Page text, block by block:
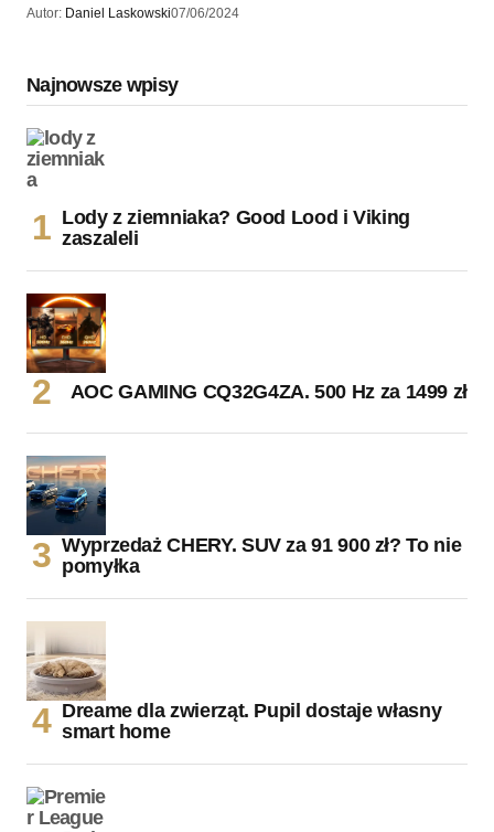
Autor: Daniel Laskowski07/06/2024
Najnowsze wpisy
Lody z ziemniaka? Good Lood i Viking
zaszaleli
AOC GAMING CQ32G4ZA. 500 Hz za 1499 zł
Wyprzedaż CHERY. SUV za 91 900 zł? To nie
pomyłka
Dreame dla zwierząt. Pupil dostaje własny
smart home